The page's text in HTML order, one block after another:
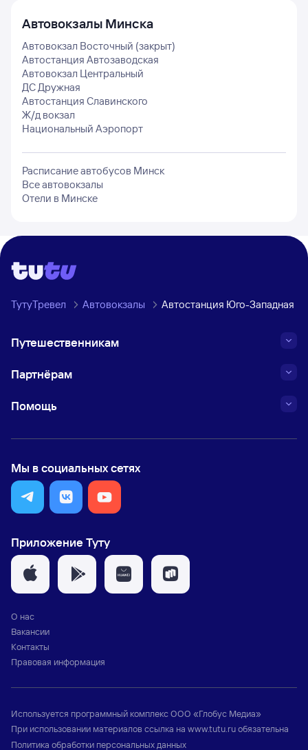
Автовокзалы Минска
Автовокзал Восточный (закрыт)
Автостанция Автозаводская
Автовокзал Центральный
ДС Дружная
Автостанция Славинского
Ж/д вокзал
Национальный Аэропорт
Расписание автобусов Минск
Все автовокзалы
Отели в Минске
ТутуТревел Автовокзалы Автостанция Юго-Западная
Путешественникам
Партнёрам
Помощь
Мы в социальных сетях
Приложение Туту
О нас
Вакансии
Контакты
Правовая информация
Используется программный комплексООО «Глобус Медиа»
При использовании материалов ссылка на www.tutu.ruобязательна
Политика обработки персональных данных